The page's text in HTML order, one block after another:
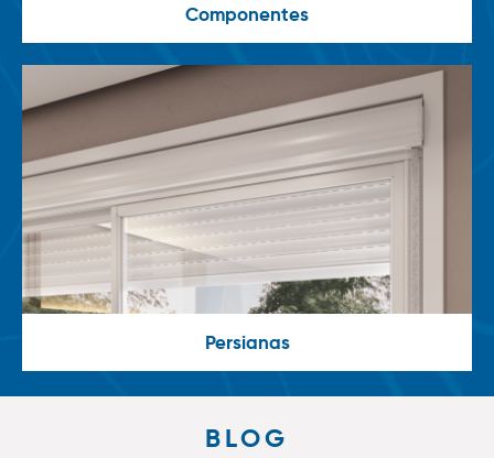
Componentes
Persianas
BLOG